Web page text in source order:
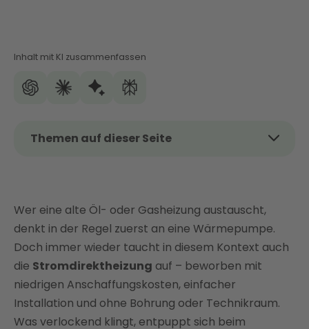
Inhalt mit KI zusammenfassen
Themen auf dieser Seite
Stromdirektheizung: JAZ vs. 1:1-Wirkungsgrad
Betriebskosten von Wärmepumpe und
Stromdirektheizung: Jahresheizkosten im direkten
Vergleich
Bis zu 80 % Förderung und schnelle Amortisation:
Die Gesamtkosten im Vergleich
Wärmepumpe vs. Stromdirektheizung: Für welches
Wer eine alte Öl- oder Gasheizung austauscht,
denkt in der Regel zuerst an eine Wärmepumpe.
Doch immer wieder taucht in diesem Kontext auch
die Stromdirektheizung auf – beworben mit
niedrigen Anschaffungskosten, einfacher
Installation und ohne Bohrung oder Technikraum.
Was verlockend klingt, entpuppt sich beim